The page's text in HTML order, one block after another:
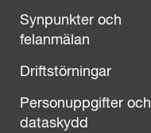
Synpunkter och
felanmälan
Driftstörningar
Personuppgifter och
dataskydd